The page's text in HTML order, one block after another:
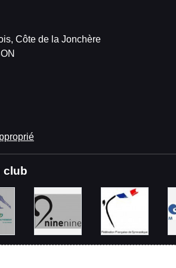
Côte de la Jonchère
club